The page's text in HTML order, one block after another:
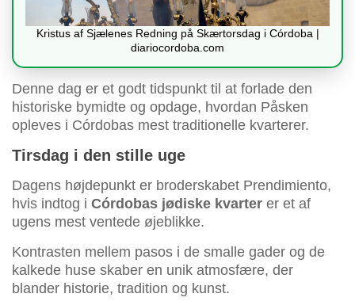
Kristus af Sjælenes Redning på Skærtorsdag i Córdoba |
diariocordoba.com
Denne dag er et godt tidspunkt til at forlade den
historiske bymidte og opdage, hvordan Påsken
opleves i Córdobas mest traditionelle kvarterer.
Tirsdag i den stille uge
Dagens højdepunkt er broderskabet Prendimiento,
hvis indtog i Córdobas jødiske kvarter er et af
ugens mest ventede øjeblikke.
Kontrasten mellem pasos i de smalle gader og de
kalkede huse skaber en unik atmosfære, der
blander historie, tradition og kunst.